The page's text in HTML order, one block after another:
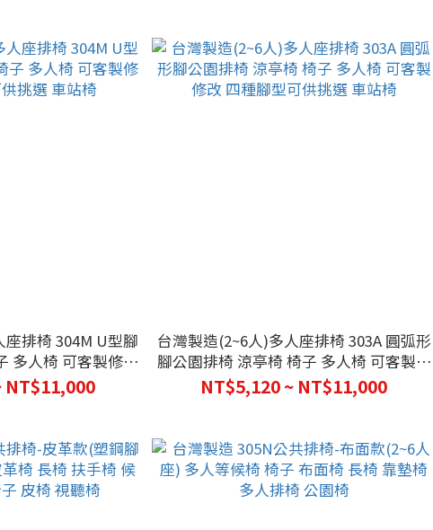
排椅 304M U型腳
多人椅 可客製修改
挑選 車站椅
NT$11,000
台灣製造(2~6人)多人座排椅 303A 圓弧形
腳公園排椅 涼亭椅 椅子 多人椅 可客製修
改 四種腳型可供挑選 車站椅
NT$5,120 ~ NT$11,000